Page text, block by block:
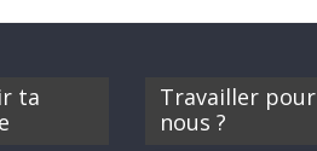
ta
Travailler pour
nous ?